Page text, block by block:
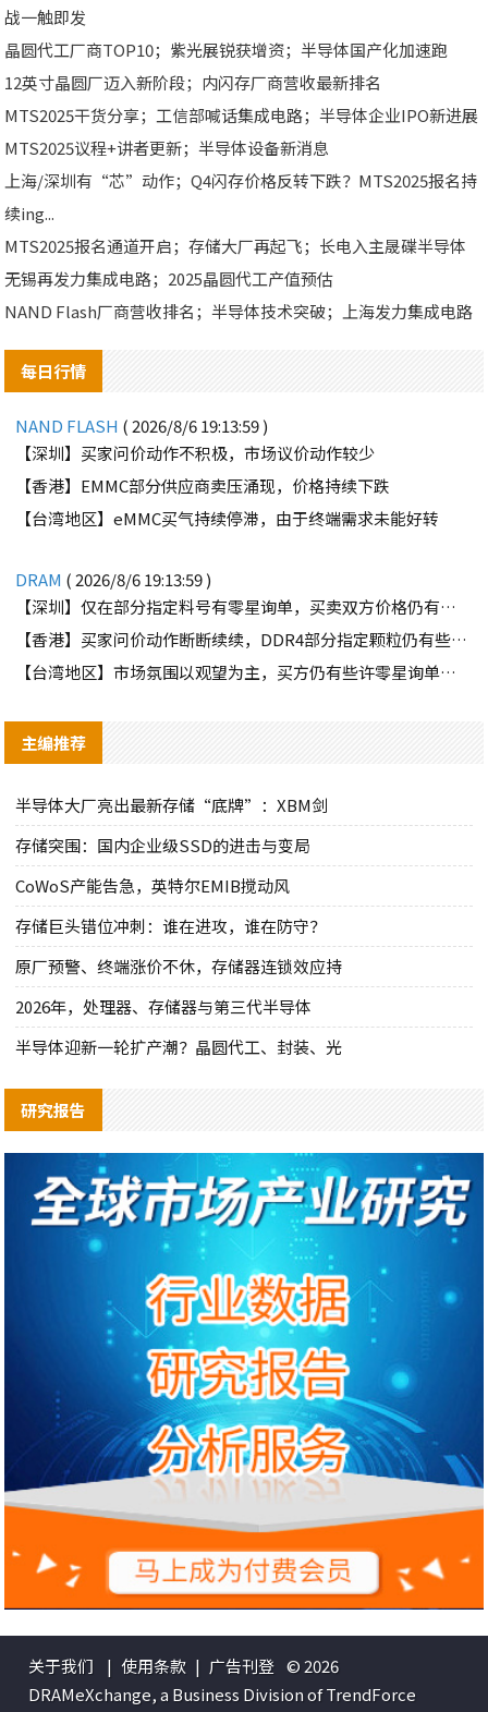
战一触即发
晶圆代工厂商TOP10；紫光展锐获增资；半导体国产化加速跑
12英寸晶圆厂迈入新阶段；内闪存厂商营收最新排名
MTS2025干货分享；工信部喊话集成电路；半导体企业IPO新进展
MTS2025议程+讲者更新；半导体设备新消息
上海/深圳有“芯”动作；Q4闪存价格反转下跌？MTS2025报名持
续ing...
MTS2025报名通道开启；存储大厂再起飞；长电入主晟碟半导体
无锡再发力集成电路；2025晶圆代工产值预估
NAND Flash厂商营收排名；半导体技术突破；上海发力集成电路
每日行情
NAND FLASH ( 2026/8/6 19:13:59 )
【深圳】买家问价动作不积极，市场议价动作较少
【香港】EMMC部分供应商卖压涌现，价格持续下跌
【台湾地区】eMMC买气持续停滞，由于终端需求未能好转
DRAM ( 2026/8/6 19:13:59 )
【深圳】仅在部分指定料号有零星询单，买卖双方价格仍有差距
【香港】买家问价动作断断续续，DDR4部分指定颗粒仍有些许询单
【台湾地区】市场氛围以观望为主，买方仍有些许零星询单释出
主编推荐
半导体大厂亮出最新存储“底牌”：XBM剑
存储突围：国内企业级SSD的进击与变局
CoWoS产能告急，英特尔EMIB搅动风
存储巨头错位冲刺：谁在进攻，谁在防守？
原厂预警、终端涨价不休，存储器连锁效应持
2026年，处理器、存储器与第三代半导体
半导体迎新一轮扩产潮？晶圆代工、封装、光
研究报告
关于我们 | 使用条款 | 广告刊登 © 2026
DRAMeXchange, a Business Division of TrendForce